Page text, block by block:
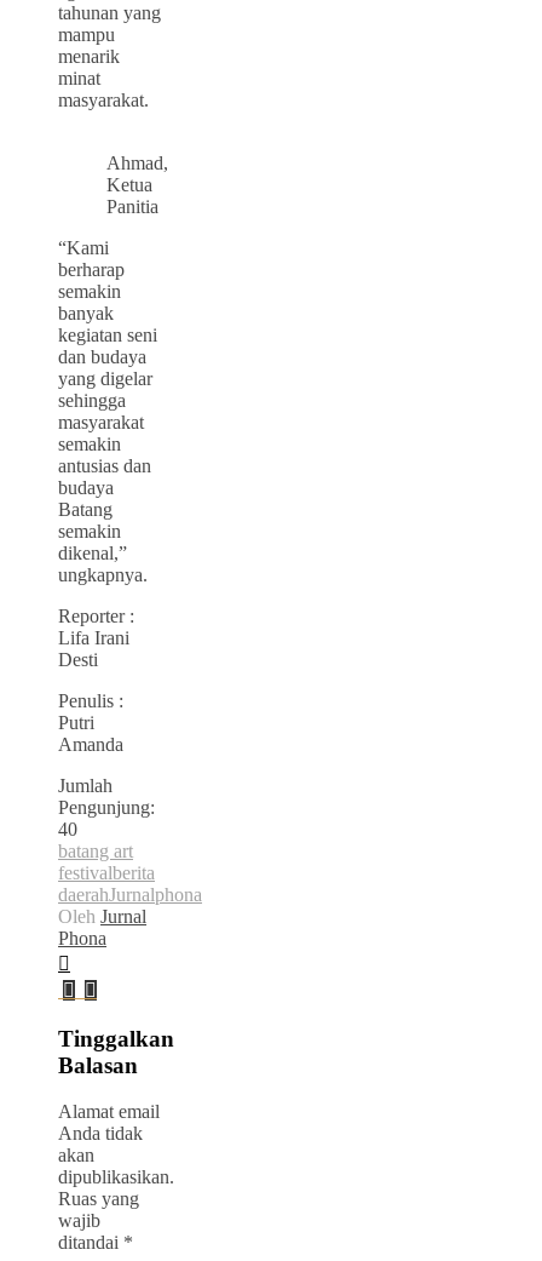
tahunan yang
mampu
menarik
minat
masyarakat.
Ahmad,
Ketua
Panitia
“Kami
berharap
semakin
banyak
kegiatan seni
dan budaya
yang digelar
sehingga
masyarakat
semakin
antusias dan
budaya
Batang
semakin
dikenal,”
ungkapnya.
Reporter :
Lifa Irani
Desti
Penulis :
Putri
Amanda
Jumlah
Pengunjung:
40
batang art
festivalberita
daerahJurnalphona
Oleh Jurnal
Phona
Tinggalkan
Balasan
Alamat email
Anda tidak
akan
dipublikasikan.
Ruas yang
wajib
ditandai *